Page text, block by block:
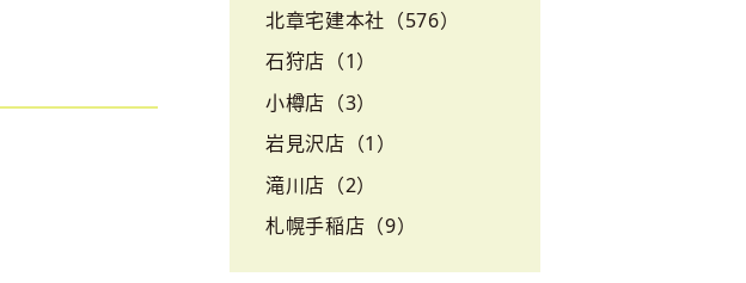
北章宅建本社（576）
石狩店（1）
小樽店（3）
岩見沢店（1）
滝川店（2）
札幌手稲店（9）